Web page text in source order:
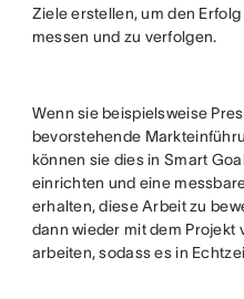
Ziele erstellen, um den
messen und zu verfolgen.
Wenn sie beispielsweise
bevorstehende
können sie dies in Smart
einrichten und eine
erhalten, diese Arbeit zu
dann wieder mit dem Projekt
arbeiten, sodass es in